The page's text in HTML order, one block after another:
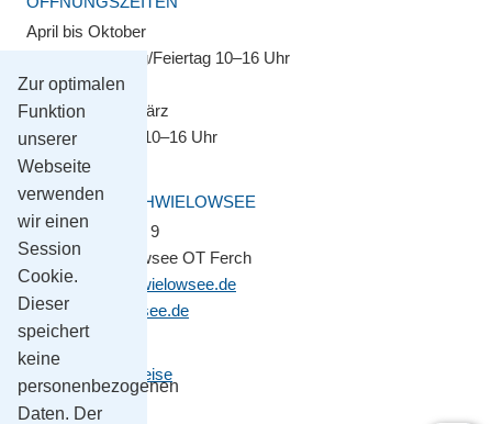
Zur optimalen
Funktion
unserer
Webseite
verwenden
wir einen
Session
Cookie.
Dieser
speichert
keine
personenbezogenen
Daten. Der
April bis Oktober
Montag–Sonntag/Feiertag 10–16 Uhr
November bis März
Montag–Freitag 10–16 Uhr
GEMEINDE SCHWIELOWSEE
Potsdamer Platz 9
14548 Schwielowsee OT Ferch
gemeinde@schwielowsee.de
www.schwielowsee.de
Kontakt & Anreise
Impressum